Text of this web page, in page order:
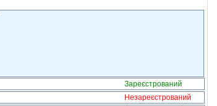
Зареєстрований
Незареєстрований